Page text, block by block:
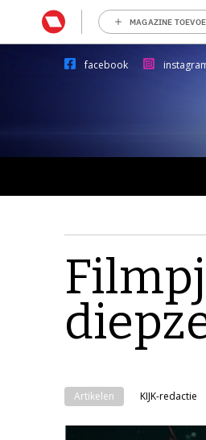
MAGAZINE
facebook
Artikelen KIJK-redactie